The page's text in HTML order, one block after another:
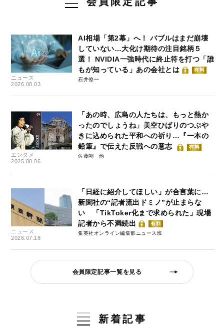
ニュース
2026.08.03
AI相場「第2幕」へ！ バブルはまだ崩壊
していない…大化け期待の注目銘柄５
選！ NVIDIA一強時代に終止符を打つ「誰
もが知っている」あの会社とは
有料
石井僚一
エンタメ
2025.08.06
「あの時、広島の人たちは、もっと熱か
ったのでしょうね」美空ひばりのつぶや
きに込められた平和への祈り…『一本の
鉛筆』で伝えた反戦への意志
有料
佐藤剛
ニュース
2026.07.18
「日経に紹介してほしい」が合言葉に…
新聞社の“記者流出ドミノ”が止まらな
い 「TikToker化まで求められた」現場
記者から不満続出
有料
集英社オンライン編集部ニュース班
会員限定記事一覧を見る
新着記事